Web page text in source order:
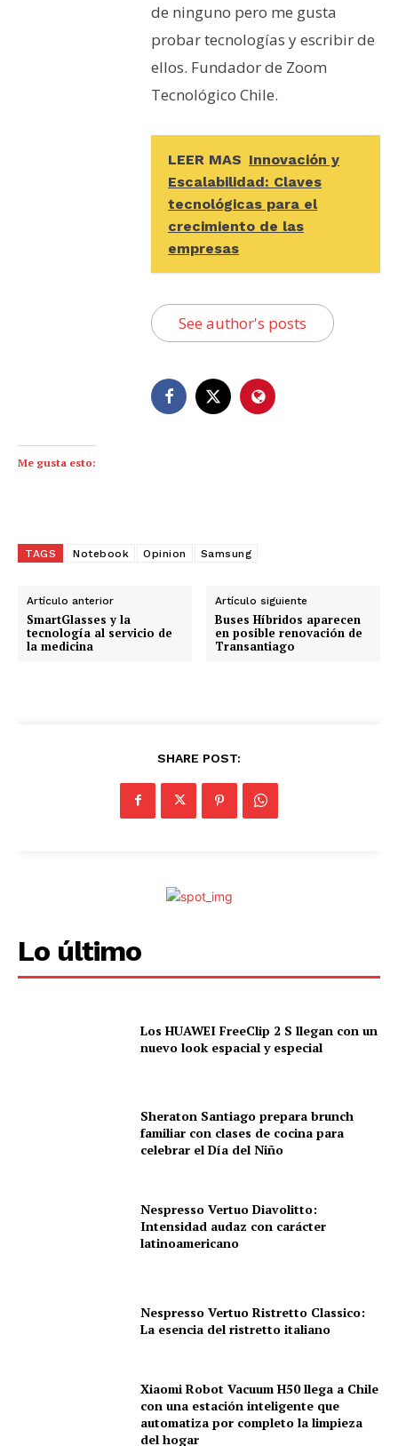
de ninguno pero me gusta
probar tecnologías y escribir de
ellos. Fundador de Zoom
Tecnológico Chile.
LEER MAS Innovación y
Escalabilidad: Claves
tecnológicas para el
crecimiento de las
empresas
See author's posts
Me gusta esto:
TAGS Notebook Opinion Samsung
Artículo anterior
SmartGlasses y la
tecnología al servicio de
la medicina
Artículo siguiente
Buses Híbridos aparecen
en posible renovación de
Transantiago
SHARE POST:
Lo último
Los HUAWEI FreeClip 2 S llegan con un
nuevo look espacial y especial
Sheraton Santiago prepara brunch
familiar con clases de cocina para
celebrar el Día del Niño
Nespresso Vertuo Diavolitto:
Intensidad audaz con carácter
latinoamericano
Nespresso Vertuo Ristretto Classico:
La esencia del ristretto italiano
Xiaomi Robot Vacuum H50 llega a Chile
con una estación inteligente que
automatiza por completo la limpieza
del hogar